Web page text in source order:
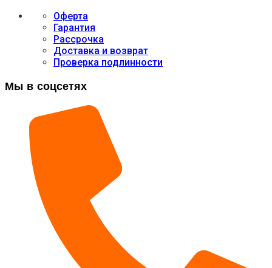
Оферта
Гарантия
Рассрочка
Доставка и возврат
Проверка подлинности
Мы в соцсетях